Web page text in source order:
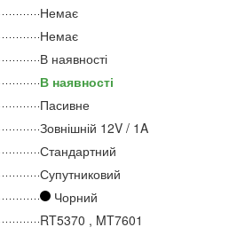
Немає
Немає
В наявності
В наявності
Пасивне
Зовнішній 12V / 1A
Стандартний
Супутниковий
Чорний
RT5370 , MT7601